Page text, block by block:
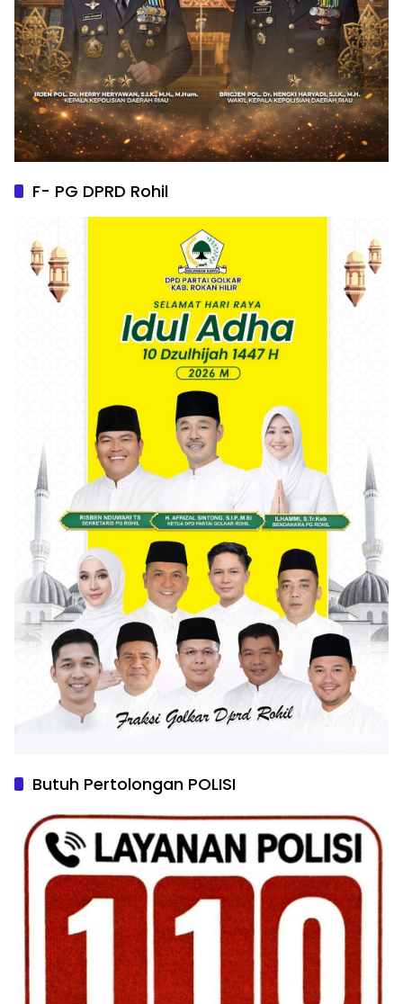
F- PG DPRD Rohil
Butuh Pertolongan POLISI